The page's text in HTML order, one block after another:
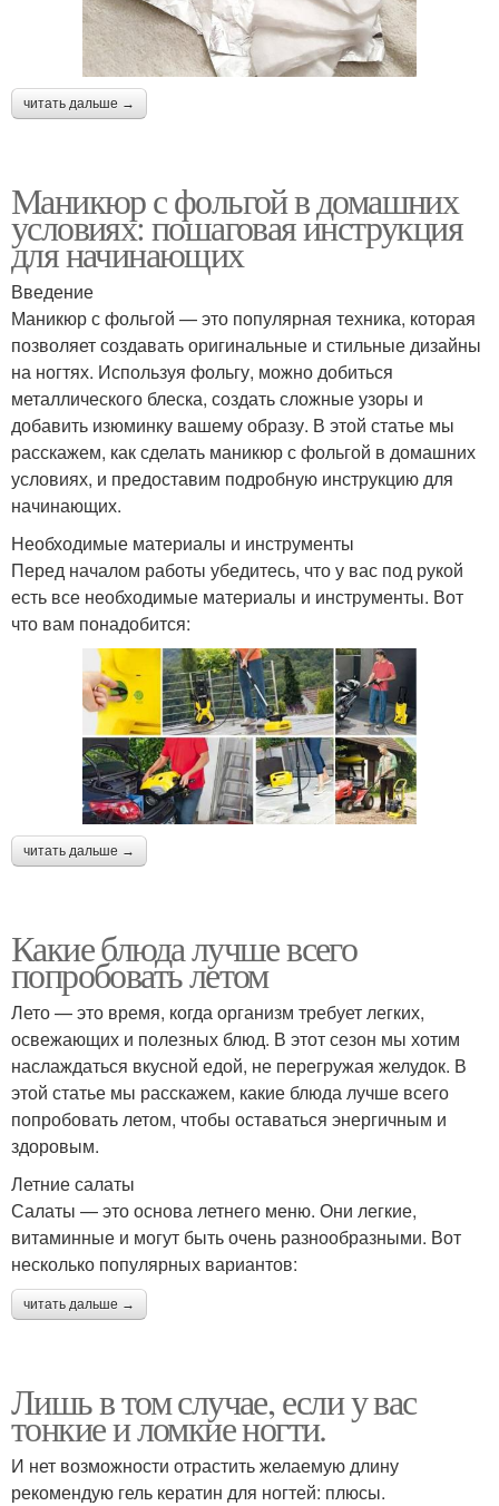
читать дальше →
Маникюр с фольгой в домашних
условиях: пошаговая инструкция
для начинающих
Введение
Маникюр с фольгой — это популярная техника, которая
позволяет создавать оригинальные и стильные дизайны
на ногтях. Используя фольгу, можно добиться
металлического блеска, создать сложные узоры и
добавить изюминку вашему образу. В этой статье мы
расскажем, как сделать маникюр с фольгой в домашних
условиях, и предоставим подробную инструкцию для
начинающих.
Необходимые материалы и инструменты
Перед началом работы убедитесь, что у вас под рукой
есть все необходимые материалы и инструменты. Вот
что вам понадобится:
читать дальше →
Какие блюда лучше всего
попробовать летом
Лето — это время, когда организм требует легких,
освежающих и полезных блюд. В этот сезон мы хотим
наслаждаться вкусной едой, не перегружая желудок. В
этой статье мы расскажем, какие блюда лучше всего
попробовать летом, чтобы оставаться энергичным и
здоровым.
Летние салаты
Салаты — это основа летнего меню. Они легкие,
витаминные и могут быть очень разнообразными. Вот
несколько популярных вариантов:
читать дальше →
Лишь в том случае, если у вас
тонкие и ломкие ногти.
И нет возможности отрастить желаемую длину
рекомендую гель кератин для ногтей: плюсы.